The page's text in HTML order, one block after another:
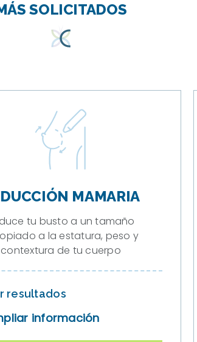
SOLICITADOS
MAMARIA
tu busto a un tamaño
a la estatura, peso y
contextura de tu cuerpo
resultados
información